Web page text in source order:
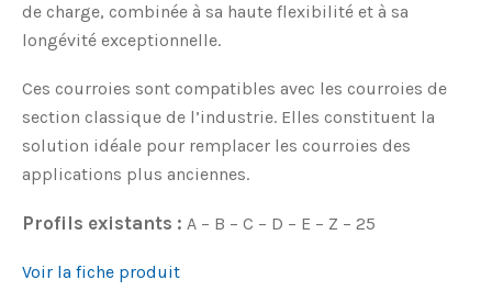
de charge, combinée à sa haute flexibilité et à sa
longévité exceptionnelle.
Ces courroies sont compatibles avec les courroies de
section classique de l’industrie. Elles constituent la
solution idéale pour remplacer les courroies des
applications plus anciennes.
Profils existants : A – B – C – D – E – Z – 25
Voir la fiche produit